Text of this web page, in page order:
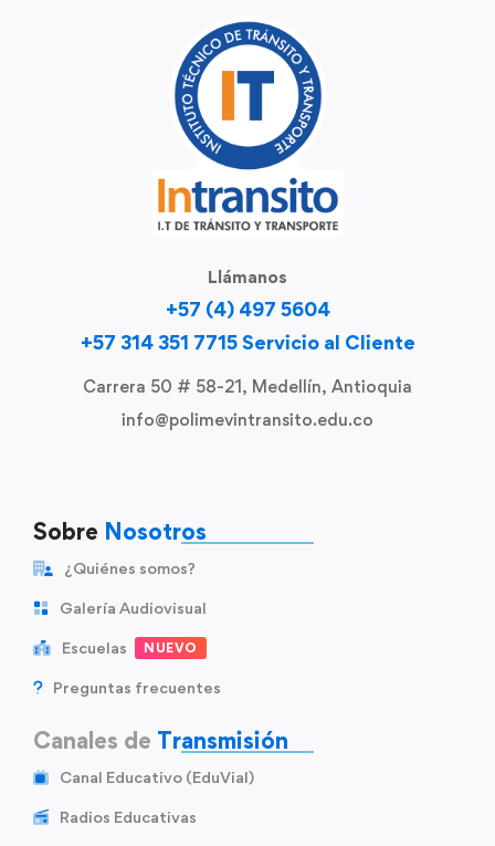
Llámanos
+57 (4) 497 5604
+57 314 351 7715 Servicio al Cliente
Carrera 50 # 58-21, Medellín, Antioquia
info@polimevintransito.edu.co
Sobre Nosotros
¿Quiénes somos?
Galería Audiovisual
Escuelas NUEVO
Preguntas frecuentes
Canales de Transmisión
Canal Educativo (EduVial)
Radios Educativas